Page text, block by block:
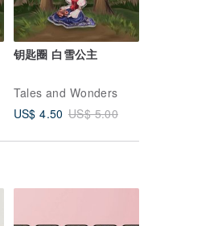
钥匙圈 白雪公主
Tales and Wonders
US$ 4.50 US$ 5.00